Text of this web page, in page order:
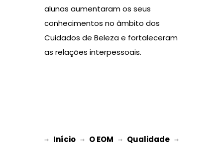
alunas aumentaram os seus
conhecimentos no âmbito dos
Cuidados de Beleza e fortaleceram
as relações interpessoais.
→ Início → O EOM → Qualidade